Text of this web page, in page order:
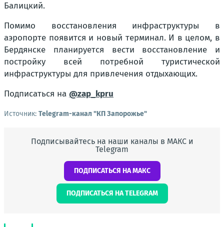
Балицкий.
Помимо восстановления инфраструктуры в
аэропорте появится и новый терминал. И в целом, в
Бердянске планируется вести восстановление и
постройку всей потребной туристической
инфраструктуры для привлечения отдыхающих.
Подписаться на @zap_kpru
Источник: Telegram-канал "КП Запорожье"
Подписывайтесь на наши каналы в МАКС и
Telegram
ПОДПИСАТЬСЯ НА МАКС
ПОДПИСАТЬСЯ НА TELEGRAM